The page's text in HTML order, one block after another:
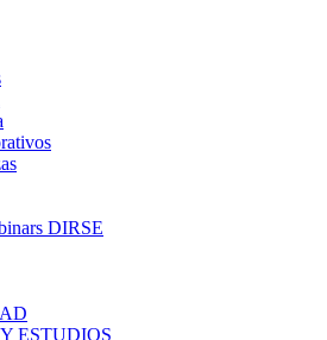
DIRSE
ESTUDIOS